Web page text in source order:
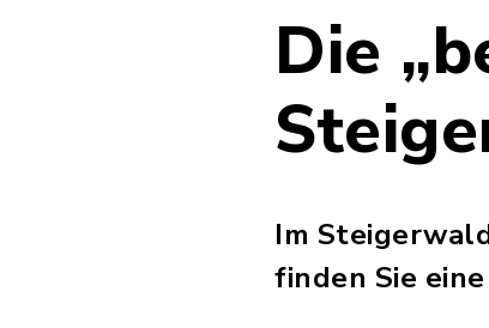
Die
Im
finden Sie